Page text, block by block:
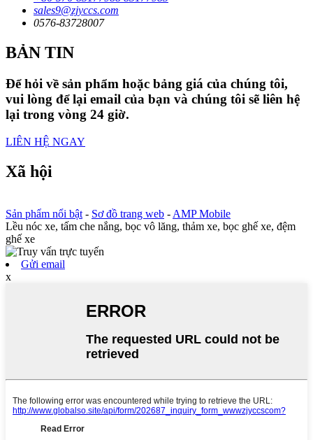
sales9@zjyccs.com
0576-83728007
BẢN TIN
Để hỏi về sản phẩm hoặc bảng giá của chúng tôi,
vui lòng để lại email của bạn và chúng tôi sẽ liên hệ
lại trong vòng 24 giờ.
LIÊN HỆ NGAY
Xã hội
Sản phẩm nổi bật - Sơ đồ trang web - AMP Mobile
Lều nóc xe, tấm che nắng, bọc vô lăng, thảm xe, bọc ghế xe, đệm
ghế xe
Gửi email
x